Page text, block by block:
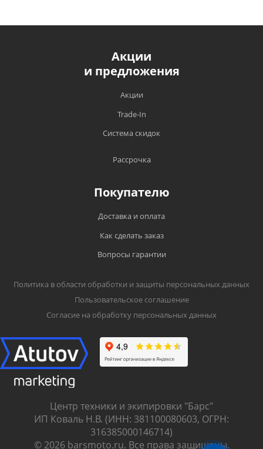
Акции
и предложения
Акции
Trade-In
Система скидок
Рассрочка
Покупателю
Доставка и оплата
Как сделать заказ
Вопросы гарантии
Политика в области обработки и защиты персональных данных
Пользовательское соглашение
Согласие на обработку персональных данных
Центр техники и экипировки "Барс"
ИП Коваль Н.В. (ИНН: 381100080603, ОГРН:
316385000146714)
© 2026 barsmoto.ru. Все права защищены.